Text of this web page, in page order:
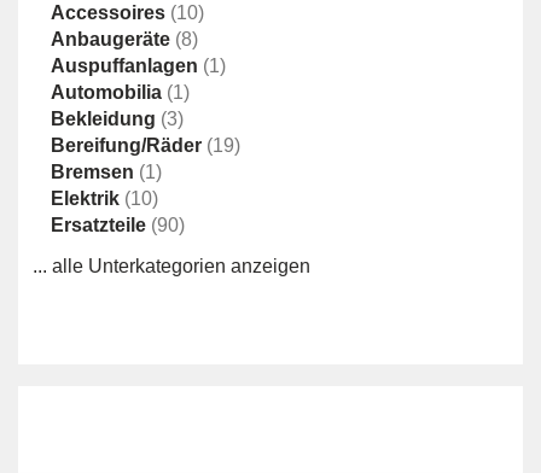
Accessoires (10)
Anbaugeräte (8)
Auspuffanlagen (1)
Automobilia (1)
Bekleidung (3)
Bereifung/Räder (19)
Bremsen (1)
Elektrik (10)
Ersatzteile (90)
... alle Unterkategorien anzeigen